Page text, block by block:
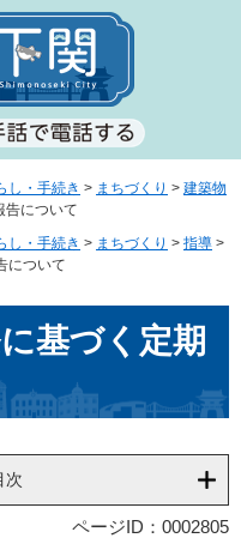
し・手続き > まちづくり > 建築物
告について
し・手続き > まちづくり > 指導 >
について
基づく定期
次
ページID：0002805